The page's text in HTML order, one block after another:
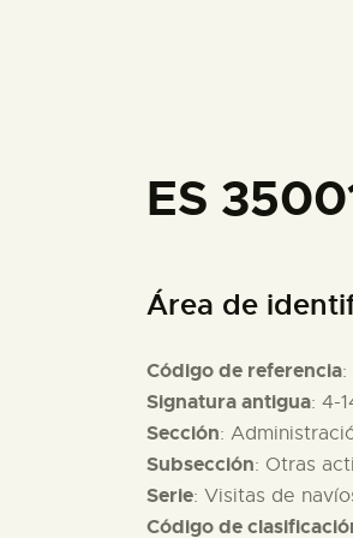
ES
Área de
Código de referencia:
Signatura antigua: 4-
Sección:
Subsección: Otras
Serie: Visitas de
Código de